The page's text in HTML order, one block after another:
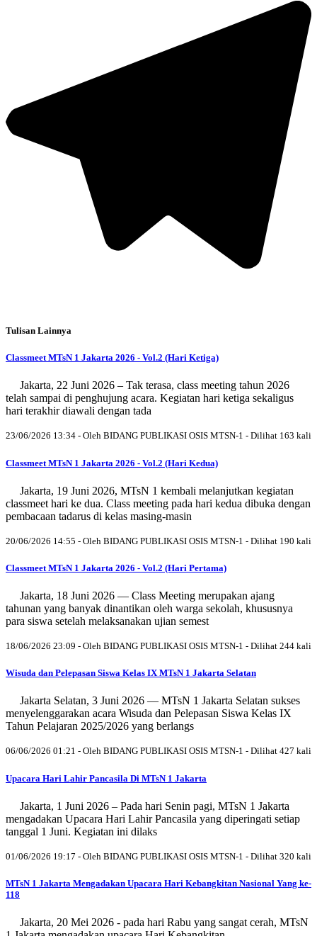
Tulisan Lainnya
Classmeet MTsN 1 Jakarta 2026 - Vol.2 (Hari Ketiga)
Jakarta, 22 Juni 2026 – Tak terasa, class meeting tahun 2026
telah sampai di penghujung acara. Kegiatan hari ketiga sekaligus
hari terakhir diawali dengan tada
23/06/2026 13:34 - Oleh BIDANG PUBLIKASI OSIS MTSN-1 - Dilihat 163 kali
Classmeet MTsN 1 Jakarta 2026 - Vol.2 (Hari Kedua)
Jakarta, 19 Juni 2026, MTsN 1 kembali melanjutkan kegiatan
classmeet hari ke dua. Class meeting pada hari kedua dibuka dengan
pembacaan tadarus di kelas masing-masin
20/06/2026 14:55 - Oleh BIDANG PUBLIKASI OSIS MTSN-1 - Dilihat 190 kali
Classmeet MTsN 1 Jakarta 2026 - Vol.2 (Hari Pertama)
Jakarta, 18 Juni 2026 — Class Meeting merupakan ajang
tahunan yang banyak dinantikan oleh warga sekolah, khususnya
para siswa setelah melaksanakan ujian semest
18/06/2026 23:09 - Oleh BIDANG PUBLIKASI OSIS MTSN-1 - Dilihat 244 kali
Wisuda dan Pelepasan Siswa Kelas IX MTsN 1 Jakarta Selatan
Jakarta Selatan, 3 Juni 2026 — MTsN 1 Jakarta Selatan sukses
menyelenggarakan acara Wisuda dan Pelepasan Siswa Kelas IX
Tahun Pelajaran 2025/2026 yang berlangs
06/06/2026 01:21 - Oleh BIDANG PUBLIKASI OSIS MTSN-1 - Dilihat 427 kali
Upacara Hari Lahir Pancasila Di MTsN 1 Jakarta
Jakarta, 1 Juni 2026 – Pada hari Senin pagi, MTsN 1 Jakarta
mengadakan Upacara Hari Lahir Pancasila yang diperingati setiap
tanggal 1 Juni. Kegiatan ini dilaks
01/06/2026 19:17 - Oleh BIDANG PUBLIKASI OSIS MTSN-1 - Dilihat 320 kali
MTsN 1 Jakarta Mengadakan Upacara Hari Kebangkitan Nasional Yang ke-
118
Jakarta, 20 Mei 2026 - pada hari Rabu yang sangat cerah, MTsN